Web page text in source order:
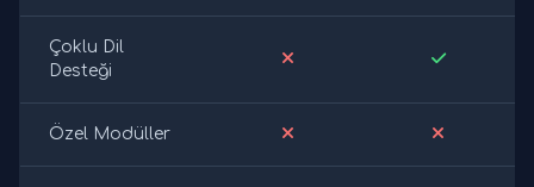
Çoklu Dil
Desteği
Özel Modüller